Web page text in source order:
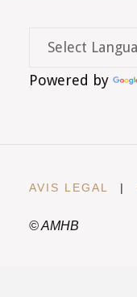
a
c
Powered by
AVIS LEGAL |
© AMHB